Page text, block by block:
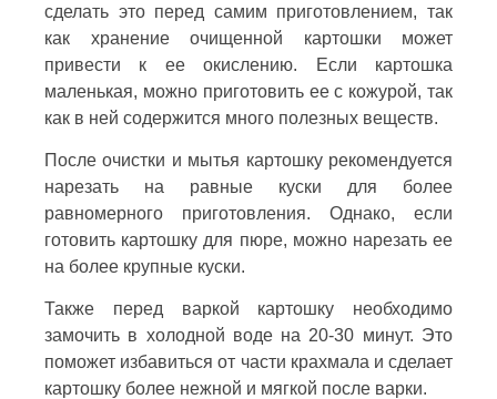
сделать это перед самим приготовлением, так
как хранение очищенной картошки может
привести к ее окислению. Если картошка
маленькая, можно приготовить ее с кожурой, так
как в ней содержится много полезных веществ.
После очистки и мытья картошку рекомендуется
нарезать на равные куски для более
равномерного приготовления. Однако, если
готовить картошку для пюре, можно нарезать ее
на более крупные куски.
Также перед варкой картошку необходимо
замочить в холодной воде на 20-30 минут. Это
поможет избавиться от части крахмала и сделает
картошку более нежной и мягкой после варки.